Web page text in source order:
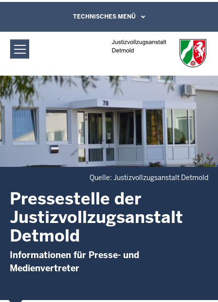
Justizvollzugsanstalt Detmold:
Pressestelle der Justizvollzugsanstalt
Detmold
Direkt zum Inhalt
Leichte Sprache, Gebärdensprachenvideo
und Kontaktformular
TECHNISCHES MENÜ
Quelle: Justizvollzugsanstalt Detmold
Pressestelle der
Justizvollzugsanstalt
Detmold
Informationen für Presse- und
Medienvertreter